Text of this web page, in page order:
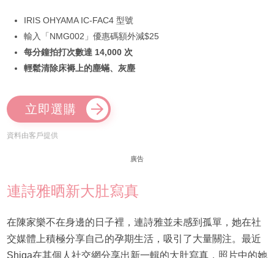
IRIS OHYAMA IC-FAC4 型號
輸入「NMG002」優惠碼額外減$25
每分鐘拍打次數達 14,000 次
輕鬆清除床褥上的塵蟎、灰塵
立即選購
資料由客戶提供
廣告
連詩雅晒新大肚寫真
在陳家樂不在身邊的日子裡，連詩雅並未感到孤單，她在社
交媒體上積極分享自己的孕期生活，吸引了大量關注。最近
Shiga在其個人社交網分享出新一輯的大肚寫真，照片中的她